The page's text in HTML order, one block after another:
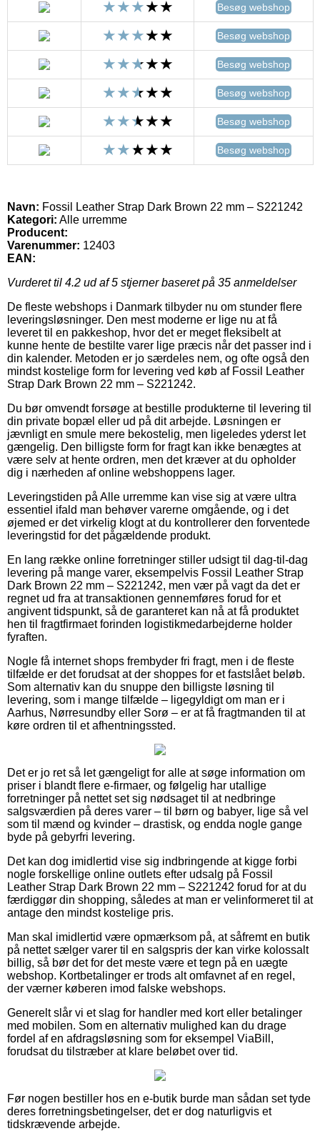
Besøg webshop
Besøg webshop
Besøg webshop
Besøg webshop
Besøg webshop
Besøg webshop
Navn: Fossil Leather Strap Dark Brown 22 mm – S221242
Kategori: Alle urremme
Producent:
Varenummer: 12403
EAN:
Vurderet til 4.2 ud af 5 stjerner baseret på 35 anmeldelser
De fleste webshops i Danmark tilbyder nu om stunder flere
leveringsløsninger. Den mest moderne er lige nu at få
leveret til en pakkeshop, hvor det er meget fleksibelt at
kunne hente de bestilte varer lige præcis når det passer ind i
din kalender. Metoden er jo særdeles nem, og ofte også den
mindst kostelige form for levering ved køb af Fossil Leather
Strap Dark Brown 22 mm – S221242.
Du bør omvendt forsøge at bestille produkterne til levering til
din private bopæl eller ud på dit arbejde. Løsningen er
jævnligt en smule mere bekostelig, men ligeledes yderst let
gængelig. Den billigste form for fragt kan ikke benægtes at
være selv at hente ordren, men det kræver at du opholder
dig i nærheden af online webshoppens lager.
Leveringstiden på Alle urremme kan vise sig at være ultra
essentiel ifald man behøver varerne omgående, og i det
øjemed er det virkelig klogt at du kontrollerer den forventede
leveringstid for det pågældende produkt.
En lang række online forretninger stiller udsigt til dag-til-dag
levering på mange varer, eksempelvis Fossil Leather Strap
Dark Brown 22 mm – S221242, men vær på vagt da det er
regnet ud fra at transaktionen gennemføres forud for et
angivent tidspunkt, så de garanteret kan nå at få produktet
hen til fragtfirmaet forinden logistikmedarbejderne holder
fyraften.
Nogle få internet shops frembyder fri fragt, men i de fleste
tilfælde er det forudsat at der shoppes for et fastslået beløb.
Som alternativ kan du snuppe den billigste løsning til
levering, som i mange tilfælde – ligegyldigt om man er i
Aarhus, Nørresundby eller Sorø – er at få fragtmanden til at
køre ordren til et afhentningssted.
Det er jo ret så let gængeligt for alle at søge information om
priser i blandt flere e-firmaer, og følgelig har utallige
forretninger på nettet set sig nødsaget til at nedbringe
salgsværdien på deres varer – til børn og babyer, lige så vel
som til mænd og kvinder – drastisk, og endda nogle gange
byde på gebyrfri levering.
Det kan dog imidlertid vise sig indbringende at kigge forbi
nogle forskellige online outlets efter udsalg på Fossil
Leather Strap Dark Brown 22 mm – S221242 forud for at du
færdiggør din shopping, således at man er velinformeret til at
antage den mindst kostelige pris.
Man skal imidlertid være opmærksom på, at såfremt en butik
på nettet sælger varer til en salgspris der kan virke kolossalt
billig, så bør det for det meste være et tegn på en uægte
webshop. Kortbetalinger er trods alt omfavnet af en regel,
der værner køberen imod falske webshops.
Generelt slår vi et slag for handler med kort eller betalinger
med mobilen. Som en alternativ mulighed kan du drage
fordel af en afdragsløsning som for eksempel ViaBill,
forudsat du tilstræber at klare beløbet over tid.
Før nogen bestiller hos en e-butik burde man sådan set tyde
deres forretningsbetingelser, det er dog naturligvis et
tidskrævende arbejde.